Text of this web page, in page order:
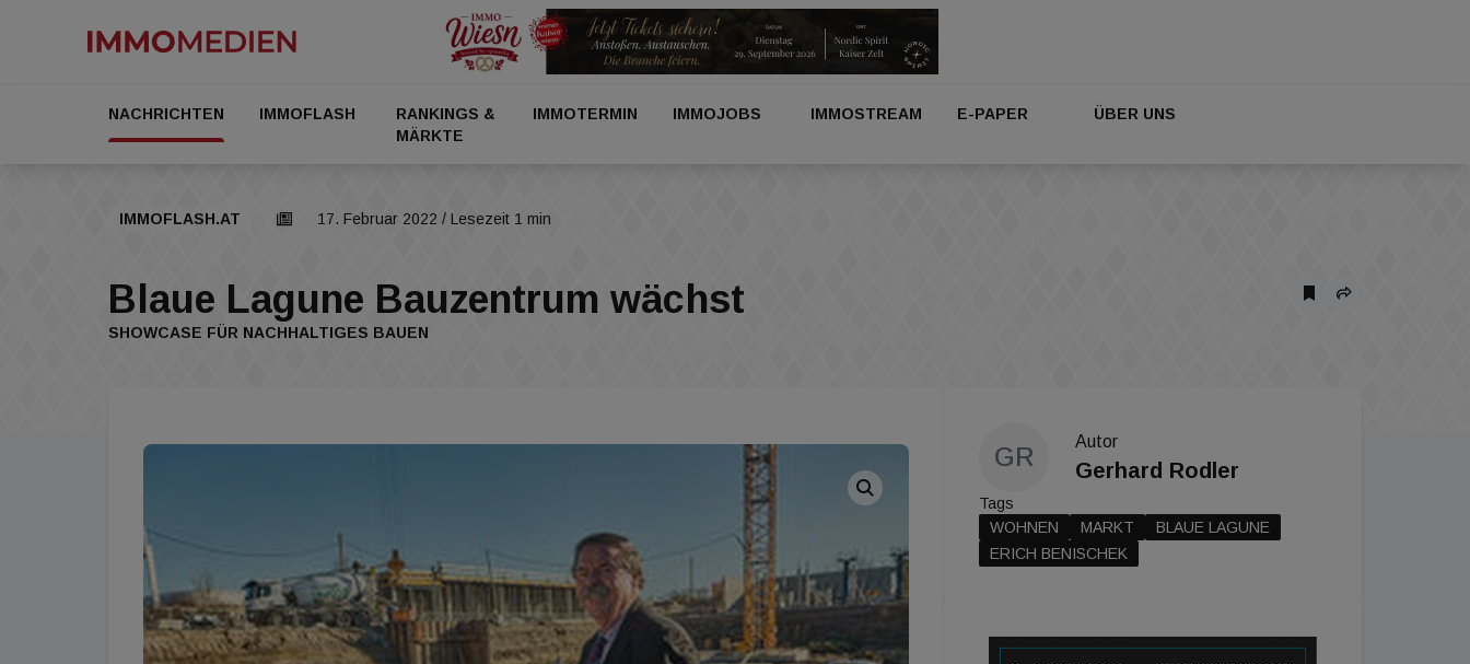
NACHRICHTEN IMMOFLASH
RANKINGS &
MÄRKTE
IMMOTERMIN IMMOJOBS IMMOSTREAM E-PAPER ÜBER UNS
IMMOFLASH.AT 17. Februar 2022 / Lesezeit 1 min
Blaue Lagune Bauzentrum wächst
SHOWCASE FÜR NACHHALTIGES BAUEN
GR
Autor
Gerhard Rodler
Tags
WOHNEN
MARKT
BLAUE LAGUNE
ERICH BENISCHEK